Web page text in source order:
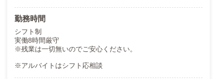
勤務時間
シフト制
実働8時間厳守
※残業は一切無いのでご安心ください。
※アルバイトはシフト応相談